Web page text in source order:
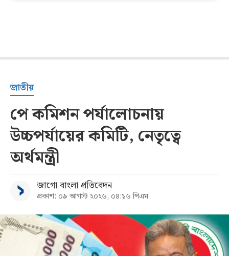
জাতীয়
পে কমিশন পর্যালোচনায়
উচ্চপর্যায়ের কমিটি, নেতৃত্বে
অর্থমন্ত্রী
জাগো বাংলা প্রতিবেদন
প্রকাশ: ০৯ আগস্ট ২০২৬, ০৪:১৬ পিএম